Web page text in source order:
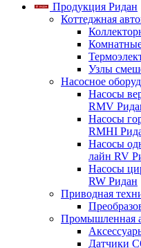
Продукция Ридан
Коттеджная
Узлы
Насосное
Насосы
RMV
Насосы
RMHI
Насосы
лайн RV
Насосы
RW Ридан
Приводная
Промышленная
Датчики